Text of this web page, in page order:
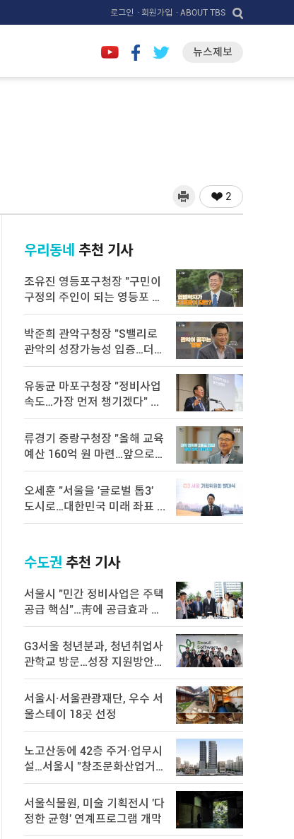
로그인 · 회원가입 · ABOUT TBS
뉴스제보
2
우리동네 추천 기사
조유진 영등포구청장 "구민이
구정의 주인이 되는 영등포 만
들 ...
박준희 관악구청장 "S밸리로
관악의 성장가능성 입증…더욱
속 ...
유동균 마포구청장 "정비사업
속도…가장 먼저 챙기겠다" ...
류경기 중랑구청장 "올해 교육
예산 160억 원 마련…앞으로도
...
오세훈 "서울을 '글로벌 톱3'
도시로…대한민국 미래 좌표 ...
수도권 추천 기사
서울시 "민간 정비사업은 주택
공급 핵심"…靑에 공급효과 백
서 전달
G3서울 청년분과, 청년취업사
관학교 방문…성장 지원방안
논의
서울시·서울관광재단, 우수 서
울스테이 18곳 선정
노고산동에 42층 주거·업무시
설…서울시 "창조문화산업거
점 육성"
서울식물원, 미술 기획전시 '다
정한 균형' 연계프로그램 개막